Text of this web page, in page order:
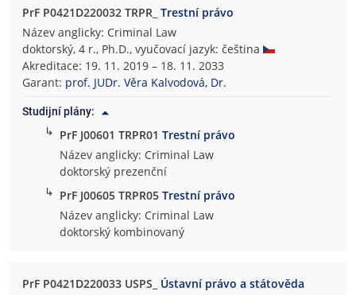
PrF P0421D220032 TRPR_Trestní právo
Název anglicky: Criminal Law
doktorský, 4 r., Ph.D., vyučovací jazyk: čeština
Akreditace: 19. 11. 2019 – 18. 11. 2033
Garant: prof. JUDr. Věra Kalvodová, Dr.
Studijní plány:
↳ PrF J00601 TRPR01Trestní právo
Název anglicky: Criminal Law
doktorský prezenční
↳ PrF J00605 TRPR05Trestní právo
Název anglicky: Criminal Law
doktorský kombinovaný
PrF P0421D220033 USPS_ Ústavní právo a státověda